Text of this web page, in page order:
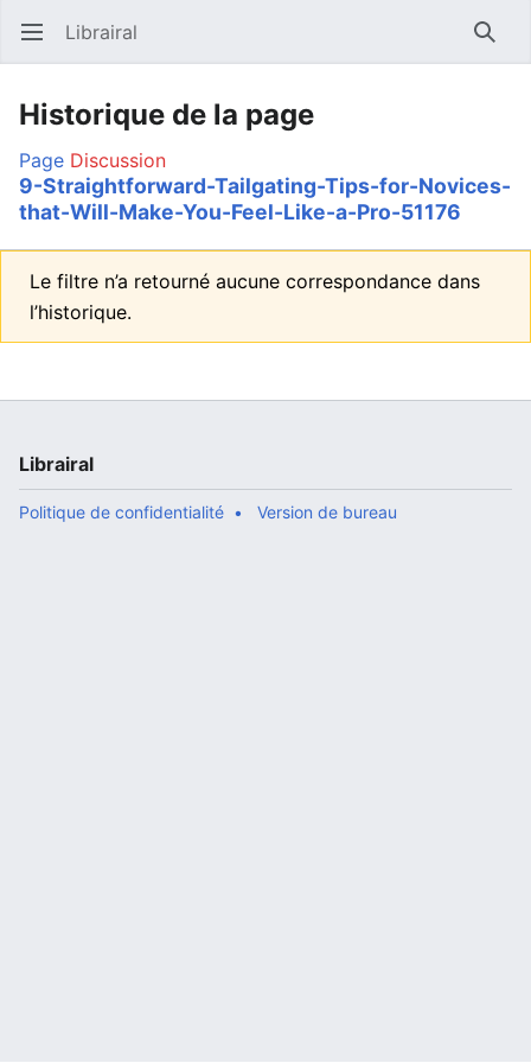
Ouvrir le menu principal Librairal
Historique de la page
Page Discussion
9-Straightforward-Tailgating-Tips-for-Novices-
that-Will-Make-You-Feel-Like-a-Pro-51176
Le filtre n’a retourné aucune correspondance dans
l’historique.
Librairal
Politique de confidentialité Version de bureau